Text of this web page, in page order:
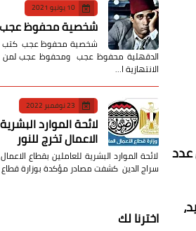
عدد
10 يونيو 2021
شخصية محفوظ عجب
شخصية محفوظ عجب كتب :
الدقهلية محفوظ عجب ومحفوظ عجب لمن
الانتهازية ا…
23 نوفمبر 2022
لائحة الموارد
الاعمال تخرج للنور
لائحة الموارد البشرية للعاملين بقطاع
سراج الدين كشفت مصادر مؤكدة بوزارة قطاع
اخترنا لك